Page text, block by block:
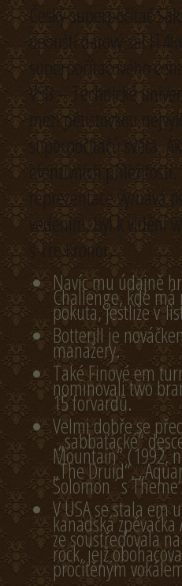
Český superpočítač
opouští datový sál
superpočítačového
VŠB – Technické
mezi pětistovkou
superpočítačů světa.
ofenzivních příležitostí.
reprezentace vyznává
vedením, byl k vidění
s Tre Kronor.
Navíc mu údajně
Challenge, kde
pokuta, jestliže v
Botterill je
manažery.
Také Finové em
nominovali two
15 forvardů.
Velmi dobře se
„sabbaťácké“
Mountain“ (1992,
„The Druid“,
Solomon´s
V USA se stala em
kanadská
ze soustřeďovala
rock, jejž
procítěným